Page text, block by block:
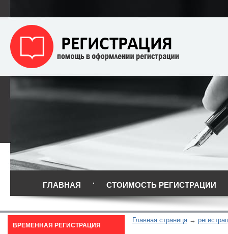
ГЛАВНАЯ СТОИМОСТЬ РЕГИСТРАЦИИ
Главная страница
ВРЕМЕННАЯ РЕГИСТРАЦИЯ